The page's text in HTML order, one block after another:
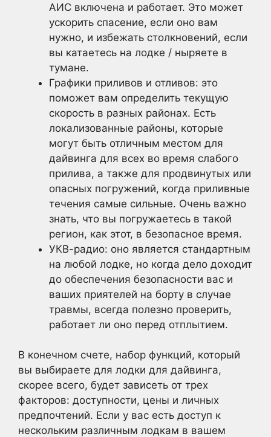
АИС включена и работает. Это может
ускорить спасение, если оно вам
нужно, и избежать столкновений, если
вы катаетесь на лодке / ныряете в
тумане.
Графики приливов и отливов: это
поможет вам определить текущую
скорость в разных районах. Есть
локализованные районы, которые
могут быть отличным местом для
дайвинга для всех во время слабого
прилива, а также для продвинутых или
опасных погружений, когда приливные
течения самые сильные. Очень важно
знать, что вы погружаетесь в такой
регион, как этот, в безопасное время.
УКВ-радио: оно является стандартным
на любой лодке, но когда дело доходит
до обеспечения безопасности вас и
ваших приятелей на борту в случае
травмы, всегда полезно проверить,
работает ли оно перед отплытием.
В конечном счете, набор функций, который
вы выбираете для лодки для дайвинга,
скорее всего, будет зависеть от трех
факторов: доступности, цены и личных
предпочтений. Если у вас есть доступ к
нескольким различным лодкам в вашем